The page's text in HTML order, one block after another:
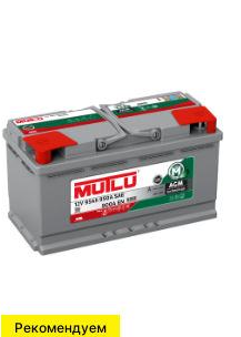
Рекомендуем